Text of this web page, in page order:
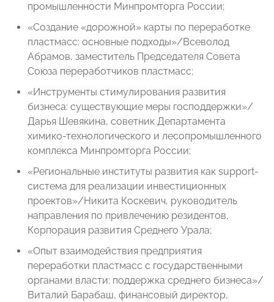
промышленности Минпромторга России;
«Создание «дорожной» карты по переработке
пластмасс: основные подходы»/Всеволод
Абрамов, заместитель Председателя Совета
Союза переработчиков пластмасс;
«Инструменты стимулирования развития
бизнеса: существующие меры господдержки»/
Дарья Шевякина, советник Департамента
химико-технологического и лесопромышленного
комплекса Минпромторга России;
«Региональные институты развития как support-
система для реализации инвестиционных
проектов»/Никита Коскевич, руководитель
направления по привлечению резидентов,
Корпорация развития Среднего Урала;
«Опыт взаимодействия предприятия
переработки пластмасс с государственными
органами власти: поддержка среднего бизнеса»/
Виталий Барабаш, финансовый директор,